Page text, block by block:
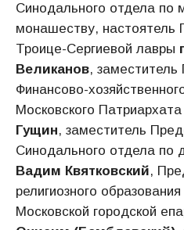
Синодального отдела по
монашеству, настоятель
Троице-Сергиевой лавры
Великанов,
Финансово-
Московского Патриархата
Гущин, заместитель
Синодального отдела по
Вадим Квятковский,
религиозного
Московской городской